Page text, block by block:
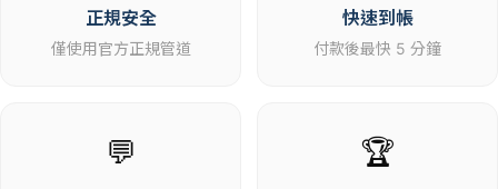
正規安全
僅使用官方正規管道
快速到帳
付款後最快 5 分鐘
💬 🏆